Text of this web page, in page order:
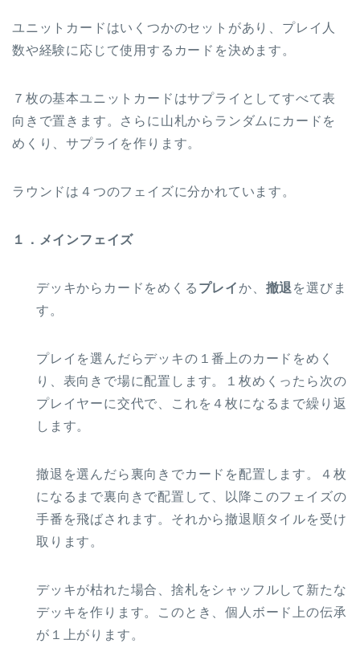
ユニットカードはいくつかのセットがあり、プレイ人
数や経験に応じて使用するカードを決めます。
７枚の基本ユニットカードはサプライとしてすべて表
向きで置きます。さらに山札からランダムにカードを
めくり、サプライを作ります。
ラウンドは４つのフェイズに分かれています。
１．メインフェイズ
デッキからカードをめくる プレイか、 撤退 を選びま
す。
プレイを選んだらデッキの１番上のカードをめく
り、表向きで場に配置します。１枚めくったら次の
プレイヤーに交代で、これを４枚になるまで繰り返
します。
撤退を選んだら裏向きでカードを配置します。４枚
になるまで裏向きで配置して、以降このフェイズの
手番を飛ばされます。それから撤退順タイルを受け
取ります。
デッキが枯れた場合、捨札をシャッフルして新たな
デッキを作ります。このとき、個人ボード上の伝承
が１上がります。